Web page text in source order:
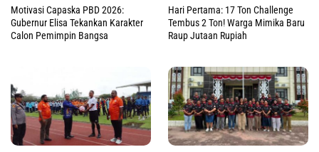
Motivasi Capaska PBD 2026:
Gubernur Elisa Tekankan Karakter
Calon Pemimpin Bangsa
Hari Pertama: 17 Ton Challenge
Tembus 2 Ton! Warga Mimika Baru
Raup Jutaan Rupiah